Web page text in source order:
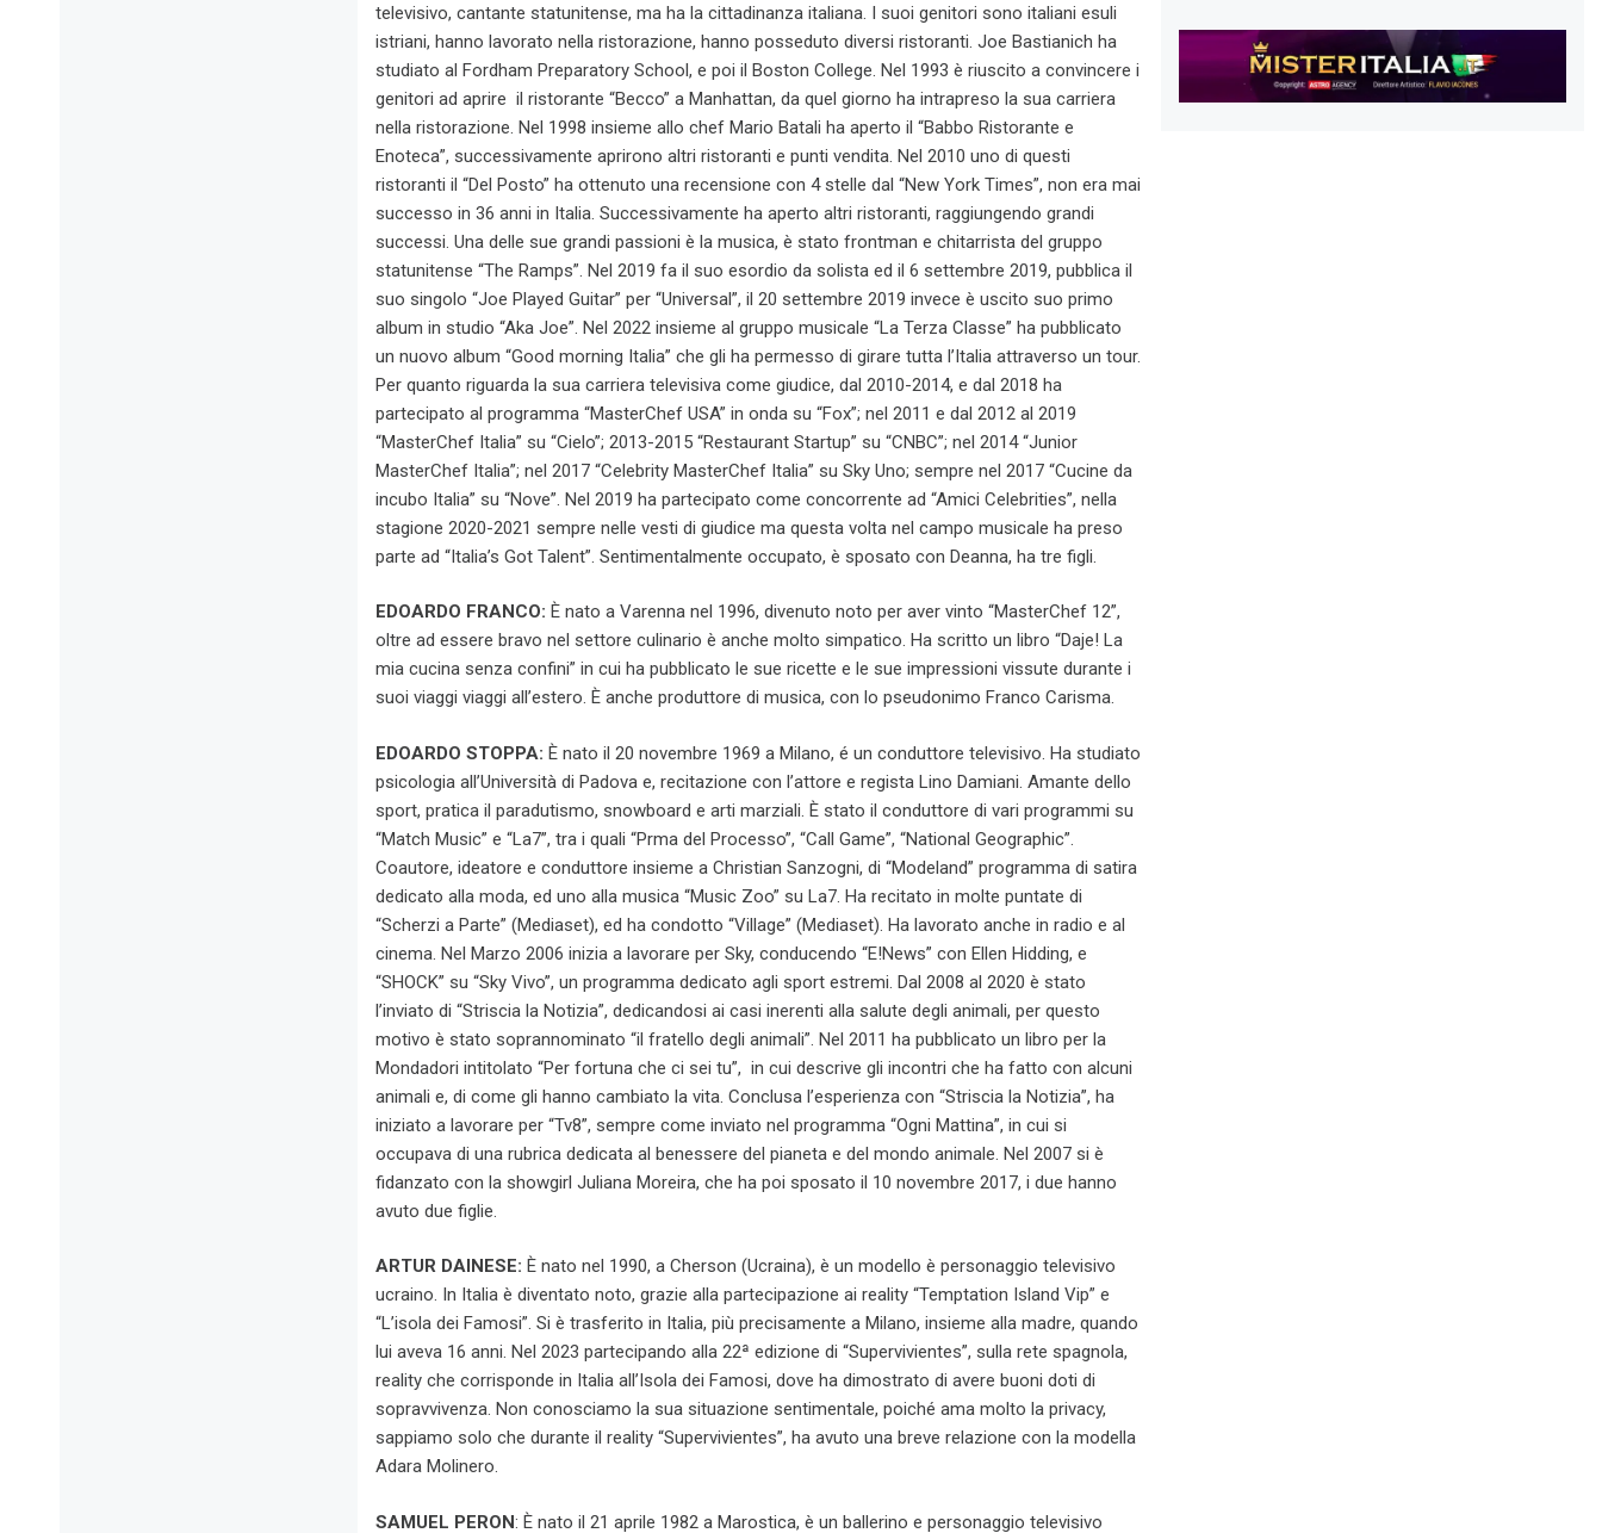
televisivo, cantante statunitense, ma ha la cittadinanza italiana. I suoi genitori sono italiani esuli
istriani, hanno lavorato nella ristorazione, hanno posseduto diversi ristoranti. Joe Bastianich ha
studiato al Fordham Preparatory School, e poi il Boston College. Nel 1993 è riuscito a convincere i
genitori ad aprire il ristorante “Becco” a Manhattan, da quel giorno ha intrapreso la sua carriera
nella ristorazione. Nel 1998 insieme allo chef Mario Batali ha aperto il “Babbo Ristorante e
Enoteca”, successivamente aprirono altri ristoranti e punti vendita. Nel 2010 uno di questi
ristoranti il “Del Posto” ha ottenuto una recensione con 4 stelle dal “New York Times”, non era mai
successo in 36 anni in Italia. Successivamente ha aperto altri ristoranti, raggiungendo grandi
successi. Una delle sue grandi passioni è la musica, è stato frontman e chitarrista del gruppo
statunitense “The Ramps”. Nel 2019 fa il suo esordio da solista ed il 6 settembre 2019, pubblica il
suo singolo “Joe Played Guitar” per “Universal”, il 20 settembre 2019 invece è uscito suo primo
album in studio “Aka Joe”. Nel 2022 insieme al gruppo musicale “La Terza Classe” ha pubblicato
un nuovo album “Good morning Italia” che gli ha permesso di girare tutta l’Italia attraverso un tour.
Per quanto riguarda la sua carriera televisiva come giudice, dal 2010-2014, e dal 2018 ha
partecipato al programma “MasterChef USA” in onda su “Fox”; nel 2011 e dal 2012 al 2019
“MasterChef Italia” su “Cielo”; 2013-2015 “Restaurant Startup” su “CNBC”; nel 2014 “Junior
MasterChef Italia”; nel 2017 “Celebrity MasterChef Italia” su Sky Uno; sempre nel 2017 “Cucine da
incubo Italia” su “Nove”. Nel 2019 ha partecipato come concorrente ad “Amici Celebrities”, nella
stagione 2020-2021 sempre nelle vesti di giudice ma questa volta nel campo musicale ha preso
parte ad “Italia’s Got Talent”. Sentimentalmente occupato, è sposato con Deanna, ha tre figli.
EDOARDO FRANCO: È nato a Varenna nel 1996, divenuto noto per aver vinto “MasterChef 12”,
oltre ad essere bravo nel settore culinario è anche molto simpatico. Ha scritto un libro “Daje! La
mia cucina senza confini” in cui ha pubblicato le sue ricette e le sue impressioni vissute durante i
suoi viaggi viaggi all’estero. È anche produttore di musica, con lo pseudonimo Franco Carisma.
EDOARDO STOPPA: È nato il 20 novembre 1969 a Milano, é un conduttore televisivo. Ha studiato
psicologia all’Università di Padova e, recitazione con l’attore e regista Lino Damiani. Amante dello
sport, pratica il paradutismo, snowboard e arti marziali. È stato il conduttore di vari programmi su
“Match Music” e “La7”, tra i quali “Prma del Processo”, “Call Game”, “National Geographic”.
Coautore, ideatore e conduttore insieme a Christian Sanzogni, di “Modeland” programma di satira
dedicato alla moda, ed uno alla musica “Music Zoo” su La7. Ha recitato in molte puntate di
“Scherzi a Parte” (Mediaset), ed ha condotto “Village” (Mediaset). Ha lavorato anche in radio e al
cinema. Nel Marzo 2006 inizia a lavorare per Sky, conducendo “E!News” con Ellen Hidding, e
“SHOCK” su “Sky Vivo”, un programma dedicato agli sport estremi. Dal 2008 al 2020 è stato
l’inviato di “Striscia la Notizia”, dedicandosi ai casi inerenti alla salute degli animali, per questo
motivo è stato soprannominato “il fratello degli animali”. Nel 2011 ha pubblicato un libro per la
Mondadori intitolato “Per fortuna che ci sei tu”, in cui descrive gli incontri che ha fatto con alcuni
animali e, di come gli hanno cambiato la vita. Conclusa l’esperienza con “Striscia la Notizia”, ha
iniziato a lavorare per “Tv8”, sempre come inviato nel programma “Ogni Mattina”, in cui si
occupava di una rubrica dedicata al benessere del pianeta e del mondo animale. Nel 2007 si è
fidanzato con la showgirl Juliana Moreira, che ha poi sposato il 10 novembre 2017, i due hanno
avuto due figlie.
ARTUR DAINESE: È nato nel 1990, a Cherson (Ucraina), è un modello è personaggio televisivo
ucraino. In Italia è diventato noto, grazie alla partecipazione ai reality “Temptation Island Vip” e
“L’isola dei Famosi”. Si è trasferito in Italia, più precisamente a Milano, insieme alla madre, quando
lui aveva 16 anni. Nel 2023 partecipando alla 22ª edizione di “Supervivientes”, sulla rete spagnola,
reality che corrisponde in Italia all’Isola dei Famosi, dove ha dimostrato di avere buoni doti di
sopravvivenza. Non conosciamo la sua situazione sentimentale, poiché ama molto la privacy,
sappiamo solo che durante il reality “Supervivientes”, ha avuto una breve relazione con la modella
Adara Molinero.
SAMUEL PERON: È nato il 21 aprile 1982 a Marostica, è un ballerino e personaggio televisivo